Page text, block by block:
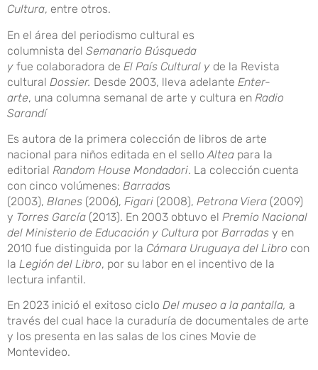
Cultura, entre otros.
En el área del periodismo cultural es
columnista del Semanario Búsqueda
y fue colaboradora de El País Cultural y de la Revista
cultural Dossier. Desde 2003, lleva adelante Enter-
arte, una columna semanal de arte y cultura en Radio
Sarandí
Es autora de la primera colección de libros de arte
nacional para niños editada en el selloAltea para la
editorial Random House Mondadori. La colección cuenta
con cinco volúmenes: Barradas
(2003), Blanes (2006), Figari (2008), Petrona Viera (2009)
y Torres García (2013). En 2003 obtuvo el Premio Nacional
del Ministerio de Educación y Cultura por Barradas y en
2010 fue distinguida por la Cámara Uruguaya del Libro con
la Legión del Libro, por su labor en el incentivo de la
lectura infantil.
En 2023 inició el exitoso ciclo Del museo a la pantalla, a
través del cual hace la curaduría de documentales de arte
y los presenta en las salas de los cines Movie de
Montevideo.